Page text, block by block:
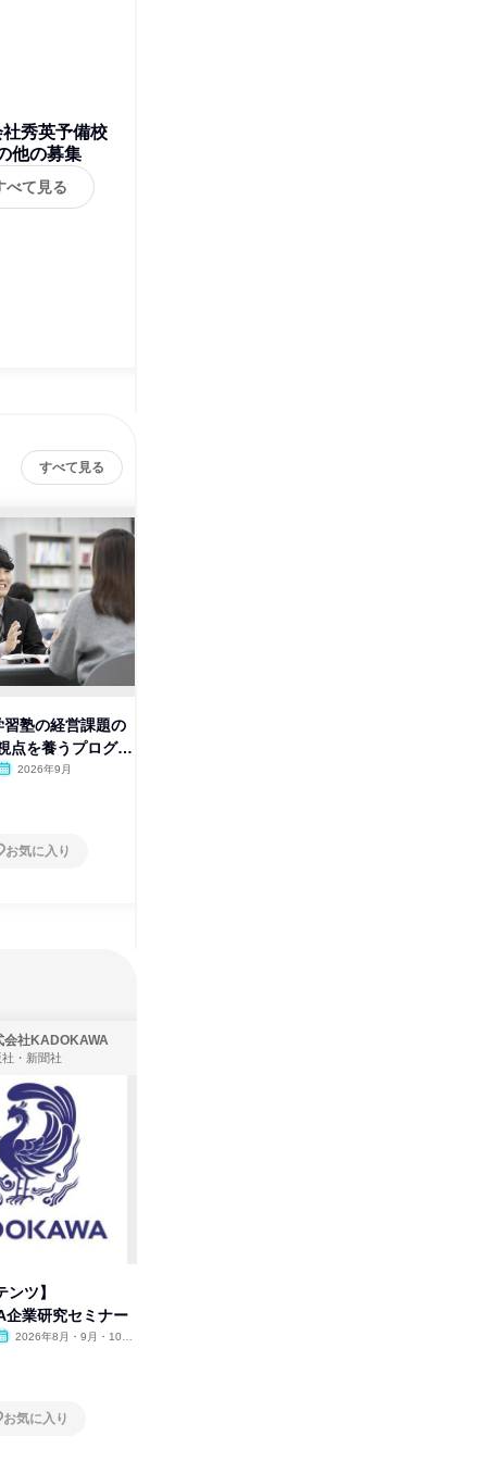
秀英予備校
他の募集
べて見る
すべて見る
塾の経営課題の
点を養うプログラ
2026年9月
お気に入り
会社KADOKAWA
・新聞社
ンツ】
企業研究セミナー
2026年8月・9月・10
お気に入り